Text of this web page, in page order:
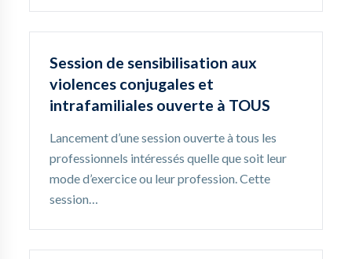
Session de sensibilisation aux
violences conjugales et
intrafamiliales ouverte à TOUS
Lancement d’une session ouverte à tous les
professionnels intéressés quelle que soit leur
mode d’exercice ou leur profession. Cette
session…